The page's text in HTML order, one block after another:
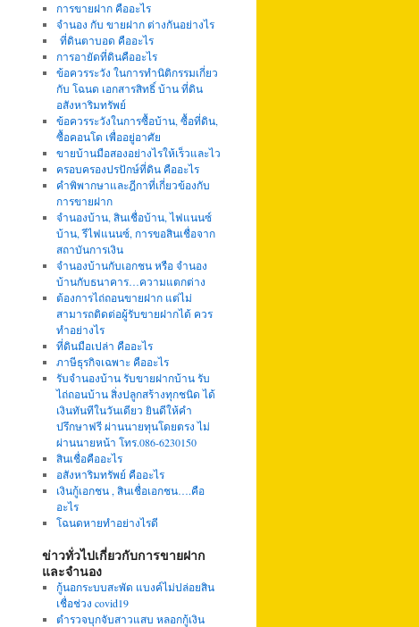
การขายฝาก คืออะไร
จำนอง กับ ขายฝาก ต่างกันอย่างไร
ที่ดินตาบอด คืออะไร
การอายัดที่ดินคืออะไร
ข้อควรระวัง ในการทำนิติกรรมเกี่ยว
กับ โฉนด เอกสารสิทธิ์ บ้าน ที่ดิน
อสังหาริมทรัพย์
ข้อควรระวังในการซื้อบ้าน, ซื้อที่ดิน,
ซื้อคอนโด เพื่ออยู่อาศัย
ขายบ้านมือสองอย่างไรให้เร็วและไว
ครอบครองปรปักษ์ที่ดิน คืออะไร
คำพิพากษาและฎีกาที่เกี่ยวข้องกับ
การขายฝาก
จำนองบ้าน, สินเชื่อบ้าน, ไฟแนนซ์
บ้าน, รีไฟแนนซ์, การขอสินเชื่อจาก
สถาบันการเงิน
จำนองบ้านกับเอกชน หรือ จำนอง
บ้านกับธนาคาร…ความแตกต่าง
ต้องการไถ่ถอนขายฝาก แต่ไม่
สามารถติดต่อผู้รับขายฝากได้ ควร
ทำอย่างไร
ที่ดินมือเปล่า คืออะไร
ภาษีธุรกิจเฉพาะ คืออะไร
รับจำนองบ้าน รับขายฝากบ้าน รับ
ไถ่ถอนบ้าน สิ่งปลูกสร้างทุกชนิด ได้
เงินทันทีในวันเดียว ยินดีให้คำ
ปรึกษาฟรี ผ่านนายทุนโดยตรง ไม่
ผ่านนายหน้า โทร.086-6230150
สินเชื่อคืออะไร
อสังหาริมทรัพย์ คืออะไร
เงินกู้เอกชน , สินเชื่อเอกชน….คือ
อะไร
โฉนดหายทำอย่างไรดี
ข่าวทั่วไปเกี่ยวกับการขายฝาก
และจำนอง
กู้นอกระบบสะพัด แบงค์ไม่ปล่อยสิน
เชื่อช่วง covid19
ตำรวจบุกจับสาวแสบ หลอกกู้เงิน